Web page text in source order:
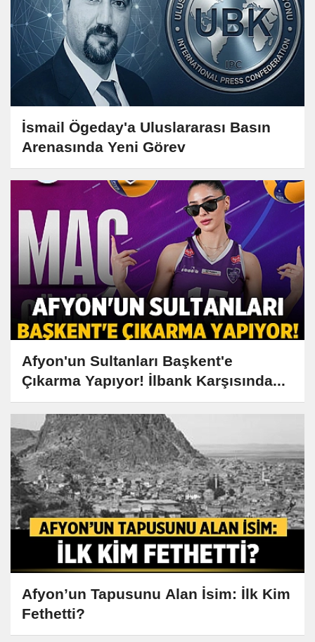
İsmail Ögeday'a Uluslararası Basın
Arenasında Yeni Görev
Afyon'un Sultanları Başkent'e
Çıkarma Yapıyor! İlbank Karşısında...
Afyon’un Tapusunu Alan İsim: İlk Kim
Fethetti?